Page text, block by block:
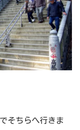
そちらへ行きま